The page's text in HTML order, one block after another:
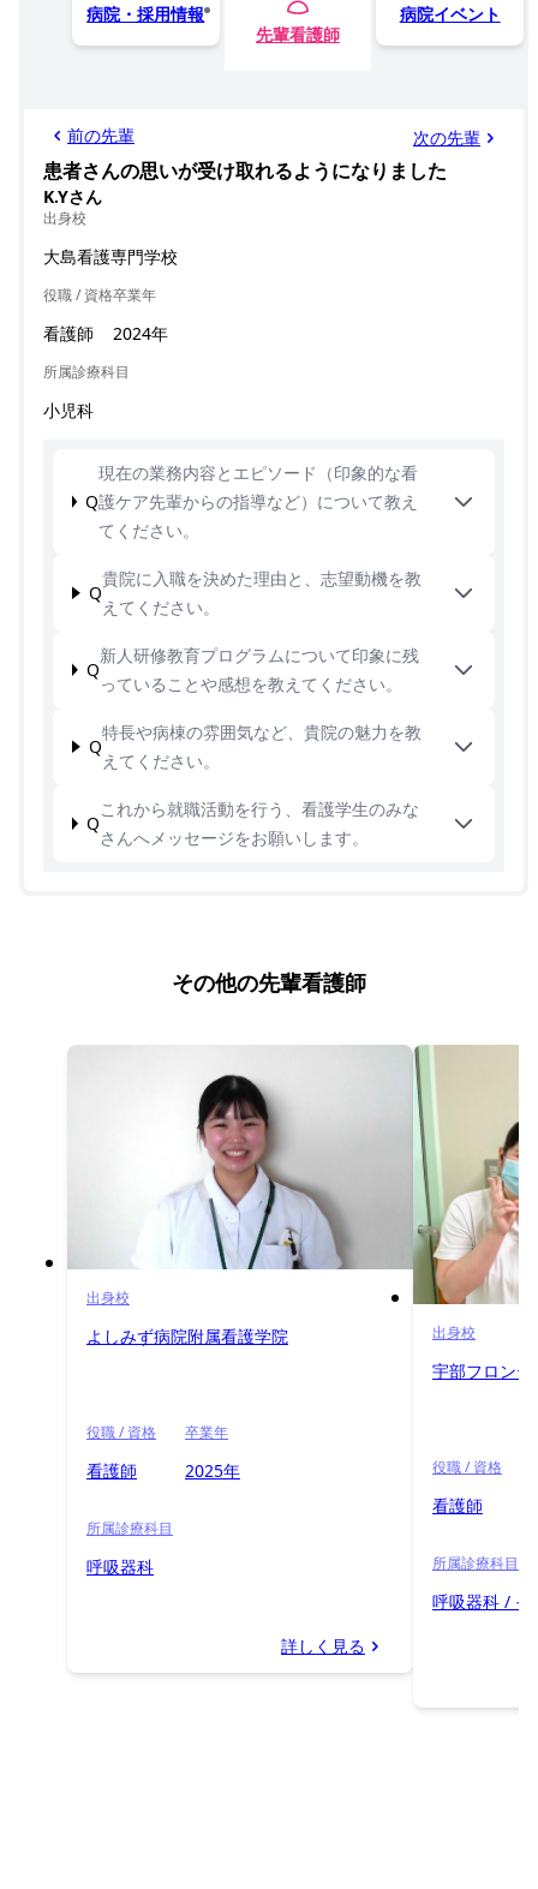
病院・採用情報
先輩看護師
病院イベント
前の先輩 次の先輩
患者さんの思いが受け取れるようになりました
K.Yさん
出身校
大島看護専門学校
役職 / 資格
看護師
卒業年
2024年
所属診療科目
小児科
Q
現在の業務内容とエピソード（印象的な看
護ケア先輩からの指導など）について教え
てください。
Q
貴院に入職を決めた理由と、志望動機を教
えてください。
Q
新人研修教育プログラムについて印象に残
っていることや感想を教えてください。
Q
特長や病棟の雰囲気など、貴院の魅力を教
えてください。
Q
これから就職活動を行う、看護学生のみな
さんへメッセージをお願いします。
その他の先輩看護師
出身校
よしみず病院附属看護学院
役職 / 資格
看護師
卒業年
2025年
所属診療科目
呼吸器科
詳しく見る
出身校
宇部フロン
役職 / 資格
看護師
所属診療科目
呼吸器科 / そ